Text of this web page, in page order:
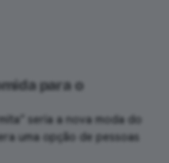
para o
seria a nova moda do
uma opção de pessoas